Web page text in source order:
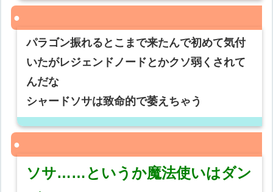
パラゴン振れるとこまで来たんで初めて気付
いたがレジェンドノードとかクソ弱くされて
んだな
シャードソサは致命的で萎えちゃう
ソサ……というか魔法使いはダン